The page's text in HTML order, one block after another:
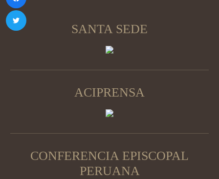
SANTA SEDE
ACIPRENSA
CONFERENCIA EPISCOPAL
PERUANA